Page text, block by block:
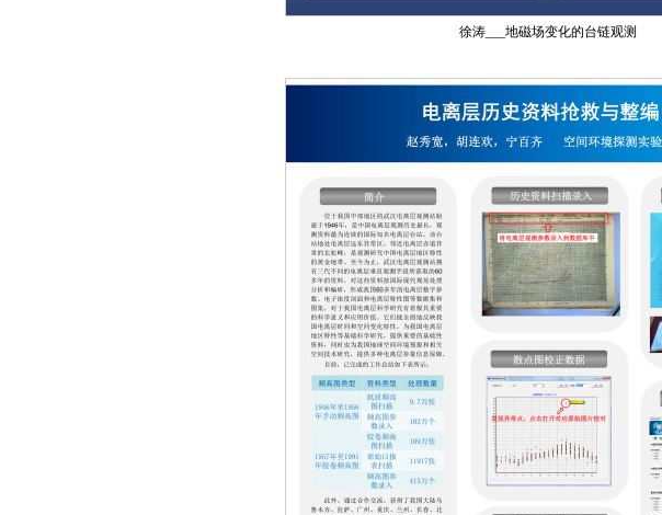
徐涛___地磁场变化的台链观测